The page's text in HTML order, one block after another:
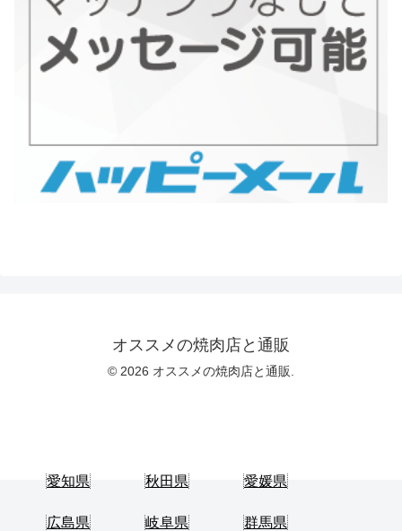
オススメの焼肉店と通販
© 2026 オススメの焼肉店と通販.
愛知県 秋田県 愛媛県
広島県 岐阜県 群馬県